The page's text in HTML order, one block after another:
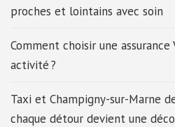
proches et lointains avec soin
Comment choisir une
activité ?
Taxi et Champigny-sur-Marne
chaque détour devient une